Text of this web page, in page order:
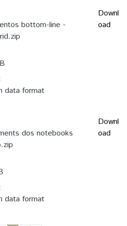
bottom-line -
data format
Downl
oad
dos notebooks
data format
Downl
oad